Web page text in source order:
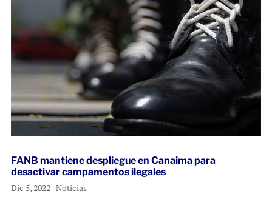
FANB mantiene despliegue en Canaima para
desactivar campamentos ilegales
Dic 5, 2022| Noticias